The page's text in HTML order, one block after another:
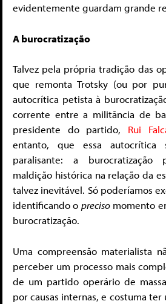
evidentemente guardam grande
A burocratização
Talvez pela própria tradição das
que remonta Trotsky (ou por
autocrítica petista à
corrente entre a militância de
presidente do partido, Rui
entanto, que essa autocrítica
paralisante: a burocratização
maldição histórica na relação da
talvez inevitável. Só poderíamos
identificando o precisomomento
burocratização.
Uma compreensão materialista
perceber um processo mais
de um partido operário de
por causas internas, e costuma